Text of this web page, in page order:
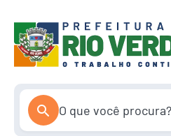
para
conteúdo